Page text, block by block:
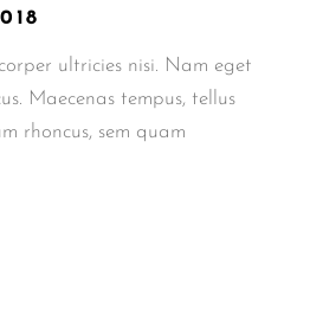
ultricies nisi. Nam eget
Maecenas tempus, tellus
rhoncus, sem quam